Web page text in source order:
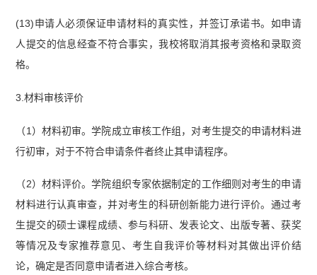
(13)申请人必须保证申请材料的真实性，并签订承诺书。如申请
人提交的信息经查不符合事实，我校将取消其报考资格和录取资
格。
3.材料审核评价
（1）材料初审。学院成立审核工作组，对考生提交的申请材料进
行初审，对于不符合申请条件者终止其申请程序。
（2）材料评价。学院组织专家依据制定的工作细则对考生的申请
材料进行认真审查，并对考生的科研创新能力进行评价。通过考
生提交的硕士课程成绩、参与科研、发表论文、出版专著、获奖
等情况及专家推荐意见、考生自我评价等材料对其做出评价结
论，确定是否同意申请者进入综合考核。